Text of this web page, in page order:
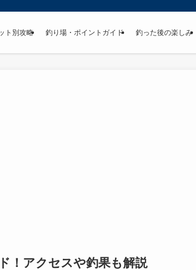
ト別攻略 釣り場・ポイントガイド 釣った後の楽しみ
！アクセスや釣果も解説